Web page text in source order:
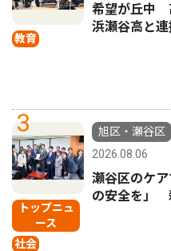
教育
希望が丘中
浜瀬谷高と
3
トップニュ
ース
社会
旭区・瀬谷区
2026.08.06
瀬谷区のケ
の安全を」